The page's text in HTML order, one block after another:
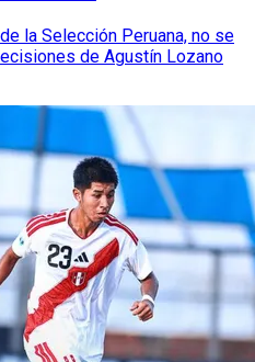
la Selección Peruana, no se
de Agustín Lozano